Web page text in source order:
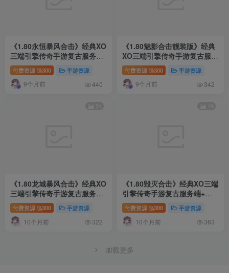
《1.80永恒暴风合击》经典XO
三端引擎传奇手游复古服务端
+暗度陈仓+战狼大厅+三秦之
战+详细搭建教程
付费资源 300 手游资源
9个月前 440
《1.80魅影合击靓装版》经典
XO三端引擎传奇手游复古服务
端+帝王风云+葬魂禁地+混沌
魔域+详细搭建教程
付费资源 300 手游资源
9个月前 342
《1.80龙城暴风合击》经典XO
三端引擎传奇手游复古服务端
+仙家禁地+龙城圣地+神魔之
战+详细搭建教程
付费资源 300 手游资源
10个月前 322
《1.80毁灭合击》经典XO三端
引擎传奇手游复古服务端+世
外桃园+龙皇城堡+龙渊密道
+详细搭建教程
付费资源 300 手游资源
10个月前 363
加载更多